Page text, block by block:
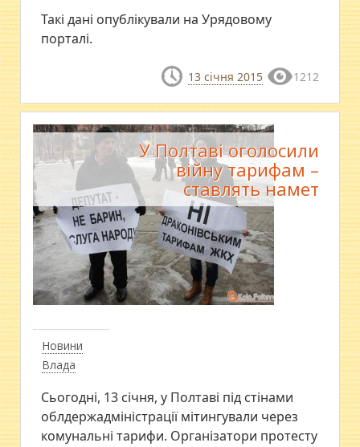
Такі дані опублікували на Урядовому
порталі.
13 січня 2015 1212
Новини
Влада
У Полтаві оголосили
війну тарифам –
ставлять намет
Сьогодні, 13 січня, у Полтаві під стінами
облдержадміністрації мітингували через
комунальні тарифи. Організатори протесту